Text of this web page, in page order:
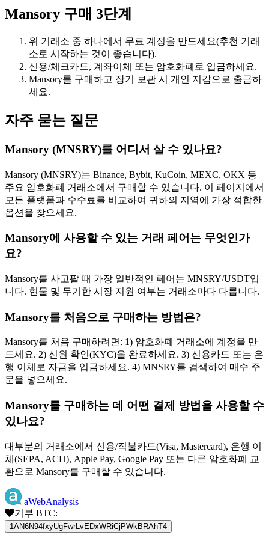
Mansory 구매 3단계
위 거래소 중 하나에서 무료 계정을 만드세요(추천 거래
소로 시작하는 것이 좋습니다).
신용/체크카드, 계좌이체 또는 암호화폐로 입금하세요.
Mansory를 구매하고 장기 보관 시 개인 지갑으로 출금하
세요.
자주 묻는 질문
Mansory (MNSRY)를 어디서 살 수 있나요?
Mansory (MNSRY)는 Binance, Bybit, KuCoin, MEXC, OKX 등
주요 암호화폐 거래소에서 구매할 수 있습니다. 이 페이지에서
모든 플랫폼과 수수료를 비교하여 귀하의 지역에 가장 적합한
옵션을 찾으세요.
Mansory에 사용할 수 있는 거래 페어는 무엇인가
요?
Mansory를 사고팔 때 가장 일반적인 페어는 MNSRY/USDT입
니다. 현물 및 무기한 시장 지원 여부는 거래소마다 다릅니다.
Mansory를 처음으로 구매하는 방법은?
Mansory를 처음 구매하려면: 1) 암호화폐 거래소에 계정을 만
드세요. 2) 신원 확인(KYC)을 완료하세요. 3) 신용카드 또는 은
행 이체로 자금을 입금하세요. 4) MNSRY를 검색하여 매수 주
문을 넣으세요.
Mansory를 구매하는 데 어떤 결제 방법을 사용할 수
있나요?
대부분의 거래소에서 신용/직불카드(Visa, Mastercard), 은행 이
체(SEPA, ACH), Apple Pay, Google Pay 또는 다른 암호화폐 교
환으로 Mansory를 구매할 수 있습니다.
aWebAnalysis
기부 BTC:
1AN6N94fxyUgFwrLvEDxWRiCjPWkBRAhT4